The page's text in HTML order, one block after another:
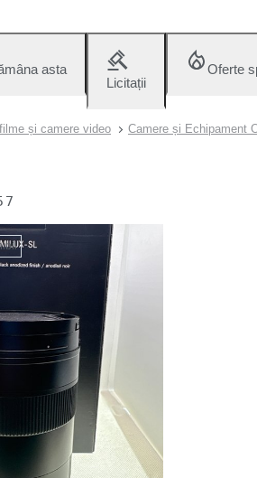
asta
Licitații
Oferte
și camere video Camere și Echipament